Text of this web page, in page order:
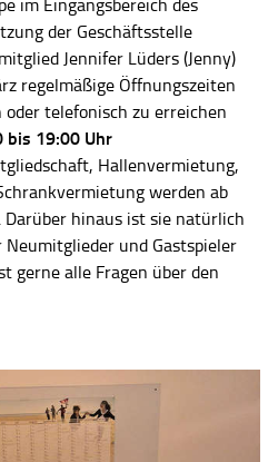
im Eingangsbereich des
der Geschäftsstelle
Jennifer Lüders (Jenny)
regelmäßige Öffnungszeiten
telefonisch zu erreichen
bis 19:00 Uhr
Hallenvermietung,
werden ab
Darüber hinaus ist sie natürlich
und Gastspieler
gerne alle Fragen über den